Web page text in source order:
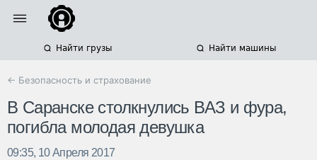
Найти грузы Найти машины
← Безопасность и страхование
В Саранске столкнулись ВАЗ и фура,
погибла молодая девушка
09:35, 10 Апреля 2017